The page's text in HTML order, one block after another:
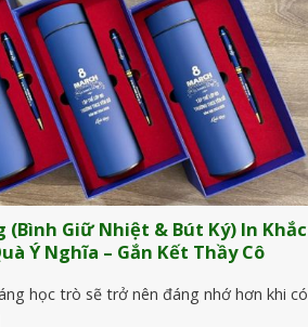
(Bình Giữ Nhiệt & Bút Ký) In Khắc
Ý Nghĩa – Gắn Kết Thầy Cô
học trò sẽ trở nên đáng nhớ hơn khi có